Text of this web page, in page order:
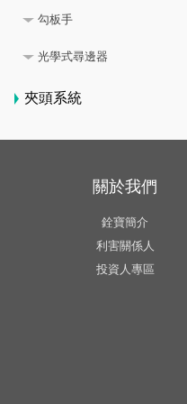
勾板手
光學式尋邊器
夾頭系統
關於我們
銓寶簡介
利害關係人
投資人專區